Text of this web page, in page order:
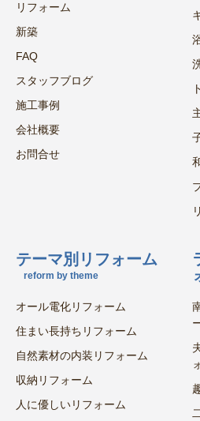
リフォーム
新築
FAQ
スタッフブログ
施工事例
会社概要
お問合せ
テーマ別リフォーム
reform by theme
オール電化リフォーム
住まい長持ちリフォーム
自然素材の内装リフォーム
収納リフォーム
人に優しいリフォーム